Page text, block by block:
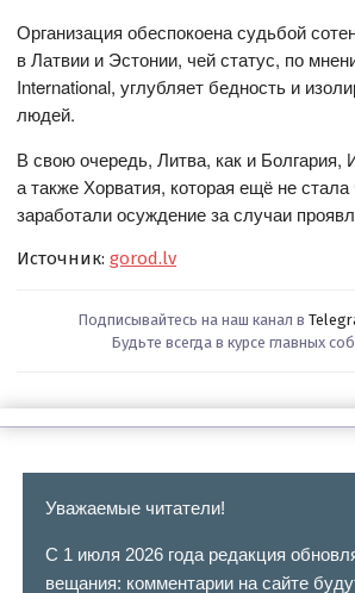
Организация обеспокоена судьбой
в Латвии и Эстонии, чей статус, по
International, углубляет бедность и
людей.
В свою очередь, Литва, как и Болгария,
а также Хорватия, которая ещё не
заработали осуждение за случаи
Источник:gorod.lv
Подписывайтесь на наш канал в
Будьте всегда в курсе главных
Уважаемые читатели!
С 1 июля 2026 года редакция
вещания: комментарии на сайте